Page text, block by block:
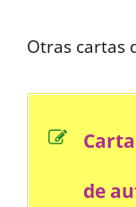
Otras cartas
de